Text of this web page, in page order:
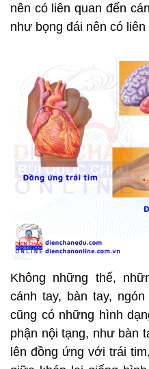
nên có liên quan đến
như bọng đái nên có
Không những thế,
cánh tay, bàn tay,
cũng có những hình
phận nội tạng, như bàn
lên đồng ứng với trái